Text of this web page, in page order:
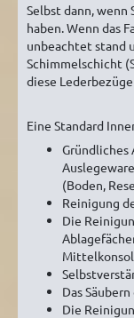
Selbst dann, wenn
haben. Wenn das
unbeachtet stand
Schimmelschicht
diese
Eine Standard
Gründliches
(Boden,
Reinigung
Die
Das
Die